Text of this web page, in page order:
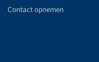
Contact opnemen